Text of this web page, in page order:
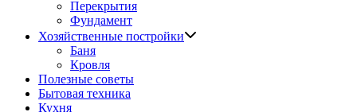
Перекрытия
Фундамент
Хозяйственные постройки
Баня
Кровля
Полезные советы
Бытовая техника
Кухня